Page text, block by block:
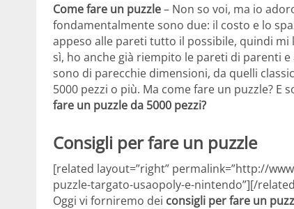
Come fare un puzzle– Non so voi, ma io
fondamentalmente sono due: il costo e lo
appeso alle pareti tutto il possibile, quindi mi
sì, ho anche già riempito le pareti di parenti
sono di parecchie dimensioni, da quelli
5000 pezzi o più. Ma come fare un puzzle? E
fare un puzzle da 5000 pezzi?
Consigli per fare un puzzle
[related layout=”right” permalink=”http://
puzzle-targato-usaopoly-e-nintendo”][/
Oggi vi forniremo dei consigli per fare un